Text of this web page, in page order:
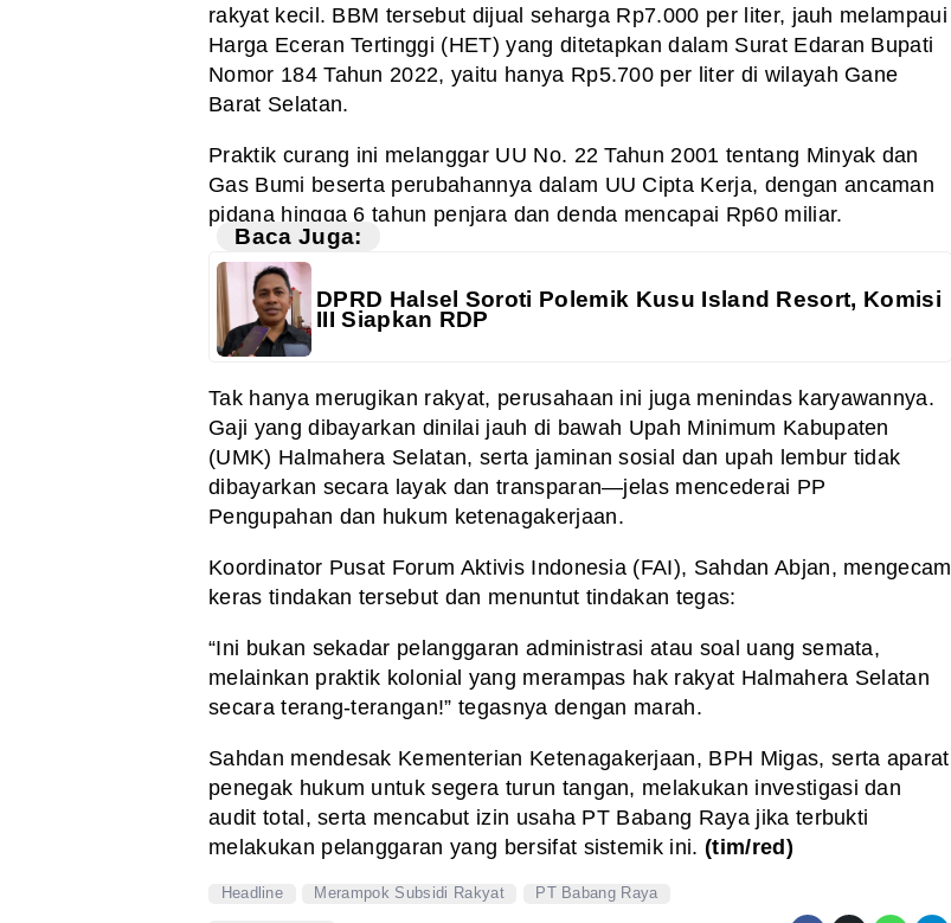
rakyat kecil. BBM tersebut dijual seharga Rp7.000 per liter, jauh melampaui
Harga Eceran Tertinggi (HET) yang ditetapkan dalam Surat Edaran Bupati
Nomor 184 Tahun 2022, yaitu hanya Rp5.700 per liter di wilayah Gane
Barat Selatan.
Praktik curang ini melanggar UU No. 22 Tahun 2001 tentang Minyak dan
Gas Bumi beserta perubahannya dalam UU Cipta Kerja, dengan ancaman
pidana hingga 6 tahun penjara dan denda mencapai Rp60 miliar.
Baca Juga:
DPRD Halsel Soroti Polemik Kusu Island Resort, Komisi
III Siapkan RDP
Tak hanya merugikan rakyat, perusahaan ini juga menindas karyawannya.
Gaji yang dibayarkan dinilai jauh di bawah Upah Minimum Kabupaten
(UMK) Halmahera Selatan, serta jaminan sosial dan upah lembur tidak
dibayarkan secara layak dan transparan—jelas mencederai PP
Pengupahan dan hukum ketenagakerjaan.
Koordinator Pusat Forum Aktivis Indonesia (FAI), Sahdan Abjan, mengecam
keras tindakan tersebut dan menuntut tindakan tegas:
“Ini bukan sekadar pelanggaran administrasi atau soal uang semata,
melainkan praktik kolonial yang merampas hak rakyat Halmahera Selatan
secara terang-terangan!” tegasnya dengan marah.
Sahdan mendesak Kementerian Ketenagakerjaan, BPH Migas, serta aparat
penegak hukum untuk segera turun tangan, melakukan investigasi dan
audit total, serta mencabut izin usaha PT Babang Raya jika terbukti
melakukan pelanggaran yang bersifat sistemik ini. (tim/red)
Headline Merampok Subsidi Rakyat PT Babang Raya